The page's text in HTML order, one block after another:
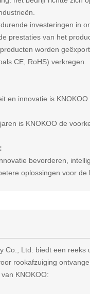
investeringen in
prestaties van het
worden
CE, RoHS) verkregen.
en innovatie is
is KNOKOO de
bevorderen,
oplossingen voor
Co., Ltd. biedt een
rookafzuiging
KNOKOO: